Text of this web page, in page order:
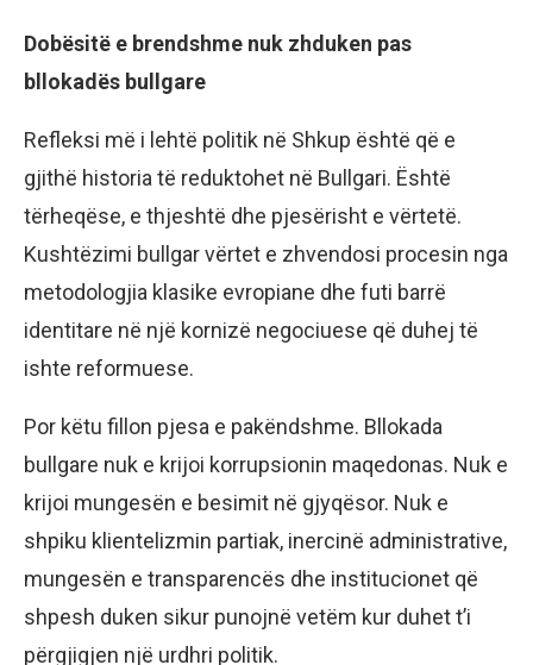
Dobësitë e brendshme nuk zhduken pas
bllokadës bullgare
Refleksi më i lehtë politik në Shkup është që e
gjithë historia të reduktohet në Bullgari. Është
tërheqëse, e thjeshtë dhe pjesërisht e vërtetë.
Kushtëzimi bullgar vërtet e zhvendosi procesin nga
metodologjia klasike evropiane dhe futi barrë
identitare në një kornizë negociuese që duhej të
ishte reformuese.
Por këtu fillon pjesa e pakëndshme. Bllokada
bullgare nuk e krijoi korrupsionin maqedonas. Nuk e
krijoi mungesën e besimit në gjyqësor. Nuk e
shpiku klientelizmin partiak, inercinë administrative,
mungesën e transparencës dhe institucionet që
shpesh duken sikur punojnë vetëm kur duhet t’i
përgjigjen një urdhri politik.